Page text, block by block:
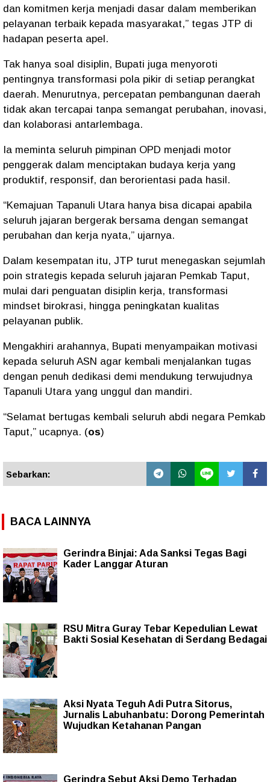
dan komitmen kerja menjadi dasar dalam memberikan
pelayanan terbaik kepada masyarakat,” tegas JTP di
hadapan peserta apel.
Tak hanya soal disiplin, Bupati juga menyoroti
pentingnya transformasi pola pikir di setiap perangkat
daerah. Menurutnya, percepatan pembangunan daerah
tidak akan tercapai tanpa semangat perubahan, inovasi,
dan kolaborasi antarlembaga.
Ia meminta seluruh pimpinan OPD menjadi motor
penggerak dalam menciptakan budaya kerja yang
produktif, responsif, dan berorientasi pada hasil.
“Kemajuan Tapanuli Utara hanya bisa dicapai apabila
seluruh jajaran bergerak bersama dengan semangat
perubahan dan kerja nyata,” ujarnya.
Dalam kesempatan itu, JTP turut menegaskan sejumlah
poin strategis kepada seluruh jajaran Pemkab Taput,
mulai dari penguatan disiplin kerja, transformasi
mindset birokrasi, hingga peningkatan kualitas
pelayanan publik.
Mengakhiri arahannya, Bupati menyampaikan motivasi
kepada seluruh ASN agar kembali menjalankan tugas
dengan penuh dedikasi demi mendukung terwujudnya
Tapanuli Utara yang unggul dan mandiri.
“Selamat bertugas kembali seluruh abdi negara Pemkab
Taput,” ucapnya. (os)
Sebarkan:
BACA LAINNYA
Gerindra Binjai: Ada Sanksi Tegas Bagi
Kader Langgar Aturan
RSU Mitra Guray Tebar Kepedulian Lewat
Bakti Sosial Kesehatan di Serdang Bedagai
Aksi Nyata Teguh Adi Putra Sitorus,
Jurnalis Labuhanbatu: Dorong Pemerintah
Wujudkan Ketahanan Pangan
Gerindra Sebut Aksi Demo Terhadap